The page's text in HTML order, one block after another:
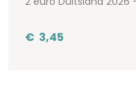
€ 3,45